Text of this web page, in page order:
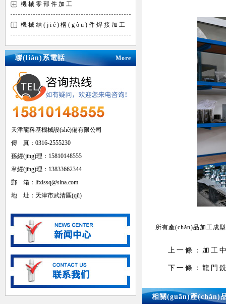
機械零部件加工
機械結(jié)構(gòu)件焊接加工
聯(lián)系電話 More
天津龍科基機械設(shè)備有限公司
傳 真：0316-2555230
孫經(jīng)理：15810148555
韋經(jīng)理：13833662344
郵 箱：lfxlssq@sina.com
地 址：天津市武清區(qū)
所有產(chǎn)品加工成
上一條： 加工
下一條： 龍門
相關(guān)產(chǎn)